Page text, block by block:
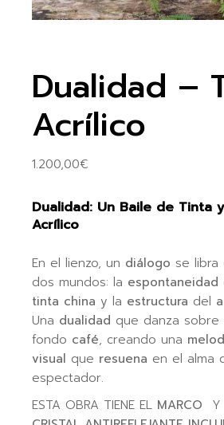
Dualidad –
Acrílico
1.200,00€
Dualidad: Un Baile de Tinta y
Acrílico
En el lienzo, un diálogo se libra
dos mundos: la espontaneidad
tinta china y la estructura del
Una dualidad que danza sobre
fondo café, creando una
visual que resuena en el alma
espectador.
ESTA OBRA TIENE EL MARCO
Y